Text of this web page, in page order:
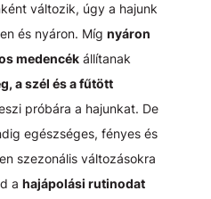
változik, úgy a hajunk
és nyáron. Míg nyáron
medencék állítanak
a szél és a fűtött
próbára a hajunkat. De
egészséges, fényes és
szezonális változásokra
a hajápolási rutinodat